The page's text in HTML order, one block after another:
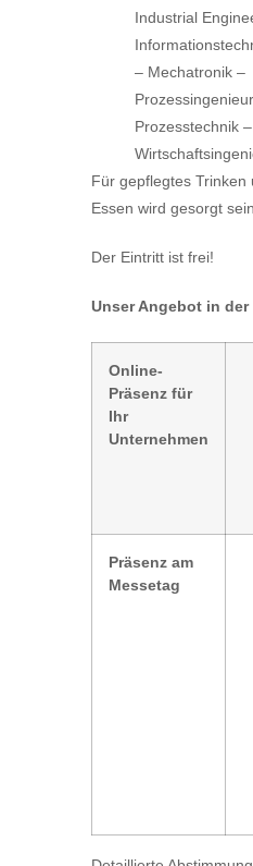
Industrial
– Mechatronik –
Prozesstechnik –
Für gepflegtes
Essen wird gesorgt sein.
Der Eintritt ist frei!
Unser Angebot in
Online-
Präsenz für
Ihr
Unternehmen
Präsenz am
Messetag